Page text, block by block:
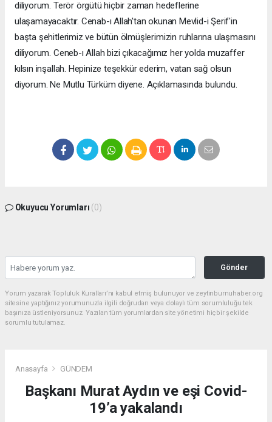
diliyorum. Terör örgütü hiçbir zaman hedeflerine
ulaşamayacaktır. Cenab-ı Allah'tan okunan Mevlid-i Şerif'in
başta şehitlerimiz ve bütün ölmüşlerimizin ruhlarına ulaşmasını
diliyorum. Ceneb-ı Allah bizi çıkacağımız her yolda muzaffer
kılsın inşallah. Hepinize teşekkür ederim, vatan sağ olsun
diyorum. Ne Mutlu Türküm diyene. Açıklamasında bulundu.
Okuyucu Yorumları (0)
Gönder
Yorum yazarak Topluluk Kuralları’nı kabul etmiş bulunuyor ve zeytinburnuhaber.org
sitesine yaptığınız yorumunuzla ilgili doğrudan veya dolaylı tüm sorumluluğu tek
başınıza üstleniyorsunuz. Yazılan tüm yorumlardan site yönetimi hiçbir şekilde
sorumlu tutulamaz.
Anasayfa GÜNDEM
Başkanı Murat Aydın ve eşi Covid-
19’a yakalandı